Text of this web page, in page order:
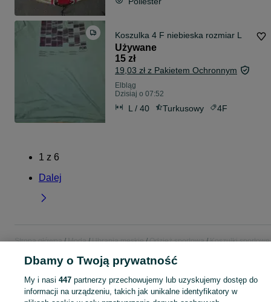
Koszulka 4 F niebieska rozmiar L
Używane
15 zł
19,03 zł z Pakietem Ochronnym
Elbląg
Dzisiaj o 07:52
L / 40 Turkusowy 4F
1 z 6
Dalej
Strona główna Moda Ubrania męskie Odzież sportowa
Koszulki sportowe
KATEGORIA
Dbamy o Twoją prywatność
My i nasi 447partnerzy przechowujemy lub uzyskujemy dostęp do
informacji na urządzeniu, takich jak unikalne identyfikatory w